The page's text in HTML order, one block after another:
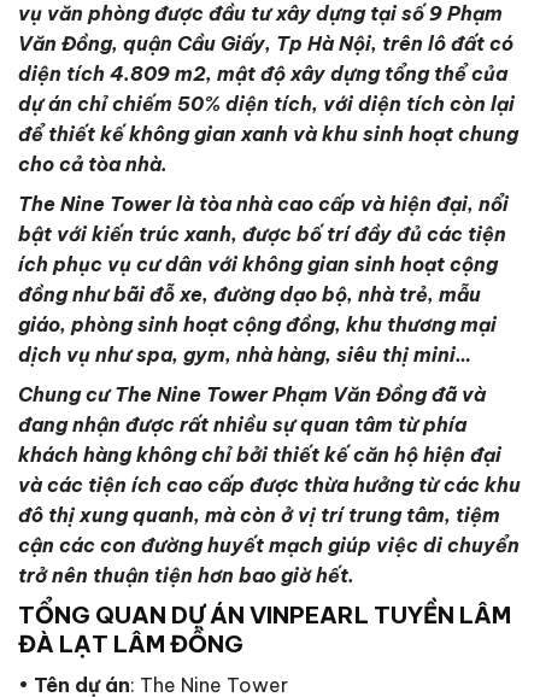
vụ văn phòng được đầu tư xây dựng tại số 9 Phạm
Văn Đồng, quận Cầu Giấy, Tp Hà Nội, trên lô đất có
diện tích 4.809 m2, mật độ xây dựng tổng thể của
dự án chỉ chiếm 50% diện tích, với diện tích còn lại
để thiết kế không gian xanh và khu sinh hoạt chung
cho cả tòa nhà.
The Nine Tower là tòa nhà cao cấp và hiện đại, nổi
bật với kiến trúc xanh, được bố trí đầy đủ các tiện
ích phục vụ cư dân với không gian sinh hoạt cộng
đồng như bãi đỗ xe, đường dạo bộ, nhà trẻ, mẫu
giáo, phòng sinh hoạt cộng đồng, khu thương mại
dịch vụ như spa, gym, nhà hàng, siêu thị mini…
Chung cư The Nine Tower Phạm Văn Đồng đã và
đang nhận được rất nhiều sự quan tâm từ phía
khách hàng không chỉ bởi thiết kế căn hộ hiện đại
và các tiện ích cao cấp được thừa hưởng từ các khu
đô thị xung quanh, mà còn ở vị trí trung tâm, tiệm
cận các con đường huyết mạch giúp việc di chuyển
trở nên thuận tiện hơn bao giờ hết.
TỔNG QUAN DỰ ÁN VINPEARL TUYỀN LÂM
ĐÀ LẠT LÂM ĐỒNG
• Tên dự án: The Nine Tower